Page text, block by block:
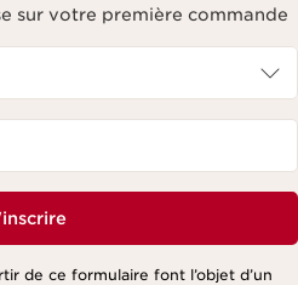
sur votre première commande
de ce formulaire font l’objet d’un